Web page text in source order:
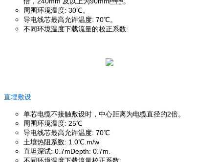
周围环境温度: 30℃。
导电线芯最高允许温度: 70℃。
不同环境温度下载流量的校正系数:
直埋敷设
单芯电缆不接触敷设时，中心距离为电缆直径的2倍。
周围环境温度: 25℃
导电线芯最高允许温度: 70℃
土壤热阻系数: 1.0℃.m/w
直坦深试: 0.7mDepth: 0.7m.
不同环境温度下载流量校正系数: